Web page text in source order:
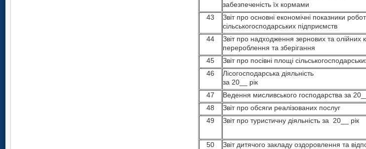
забезпеченість їх кормами
43
Звіт про основні економічні показники
сільськогосподарських підприємств
44
Звіт про надходження зернових та олійних
перероблення та зберігання
45 Звіт про посівні площі
46
Лісогосподарська діяльність
за 20__ рік
47 Ведення мисливського господарства за
48
Звіт про обсяги реалізованих послуг
49
Звіт про туристичну діяльність за 20__ рік
50
Звіт дитячого закладу оздоровлення та